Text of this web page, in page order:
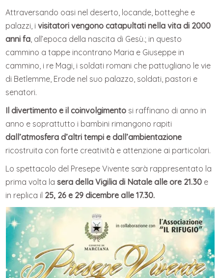
Attraversando oasi nel deserto, locande, botteghe e
palazzi, ivisitatori vengono catapultati nella vita di 2000
anni fa, all’epoca della nascita di Gesù.; in questo
cammino a tappe incontrano Maria e Giuseppe in
cammino, i re Magi, i soldati romani che pattugliano le vie
di Betlemme, Erode nel suo palazzo, soldati, pastori e
senatori.
Il divertimento e il coinvolgimento si raffinano di anno in
anno e soprattutto i bambini rimangono rapiti
dall’atmosfera d’altri tempi e dall’ambientazione
ricostruita con forte creatività e attenzione ai particolari.
Lo spettacolo del Presepe Vivente sarà rappresentato la
prima volta lasera della Vigilia di Natale alle ore 21.30 e
in replica il 25, 26 e 29 dicembre alle 17.30.